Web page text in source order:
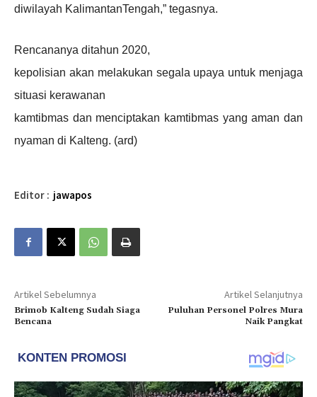
diwilayah KalimantanTengah,” tegasnya.
Rencananya ditahun 2020,
kepolisian akan melakukan segala upaya untuk menjaga
situasi kerawanan
kamtibmas dan menciptakan kamtibmas yang aman dan
nyaman di Kalteng. (ard)
Editor : jawapos
Artikel Sebelumnya
Brimob Kalteng Sudah Siaga
Bencana
Artikel Selanjutnya
Puluhan Personel Polres Mura
Naik Pangkat